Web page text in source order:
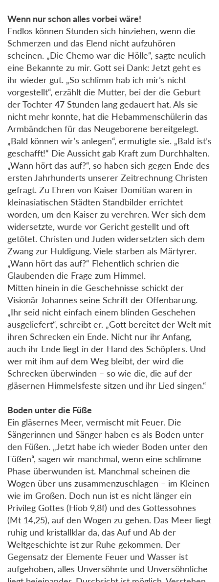
Wenn nur schon alles vorbei wäre!
Endlos können Stunden sich hinziehen, wenn die
Schmerzen und das Elend nicht aufzuhören
scheinen. „Die Chemo war die Hölle“, sagte neulich
eine Bekannte zu mir. Gott sei Dank: Jetzt geht es
ihr wieder gut. „So schlimm hab ich mir’s nicht
vorgestellt“, erzählt die Mutter, bei der die Geburt
der Tochter 47 Stunden lang gedauert hat. Als sie
nicht mehr konnte, hat die Hebammenschülerin das
Armbändchen für das Neugeborene bereitgelegt.
„Bald können wir’s anlegen“, ermutigte sie. „Bald ist’s
geschafft!“ Die Aussicht gab Kraft zum Durchhalten.
„Wann hört das auf?“, so haben sich gegen Ende des
ersten Jahrhunderts unserer Zeitrechnung Christen
gefragt. Zu Ehren von Kaiser Domitian waren in
kleinasiatischen Städten Standbilder errichtet
worden, um den Kaiser zu verehren. Wer sich dem
widersetzte, wurde vor Gericht gestellt und oft
getötet. Christen und Juden widersetzten sich dem
Zwang zur Huldigung. Viele starben als Märtyrer.
„Wann hört das auf?“ Flehentlich schrien die
Glaubenden die Frage zum Himmel.
Mitten hinein in die Geschehnisse schickt der
Visionär Johannes seine Schrift der Offenbarung.
„Ihr seid nicht einfach einem blinden Geschehen
ausgeliefert“, schreibt er. „Gott bereitet der Welt mit
ihren Schrecken ein Ende. Nicht nur ihr Anfang,
auch ihr Ende liegt in der Hand des Schöpfers. Und
wer mit ihm auf dem Weg bleibt, der wird die
Schrecken überwinden – so wie die, die auf der
gläsernen Himmelsfeste sitzen und ihr Lied singen.“
Boden unter die Füße
Ein gläsernes Meer, vermischt mit Feuer. Die
Sängerinnen und Sänger haben es als Boden unter
den Füßen. „Jetzt habe ich wieder Boden unter den
Füßen“, sagen wir manchmal, wenn eine schlimme
Phase überwunden ist. Manchmal scheinen die
Wogen über uns zusammenzuschlagen – im Kleinen
wie im Großen. Doch nun ist es nicht länger ein
Privileg Gottes (Hiob 9,8f) und des Gottessohnes
(Mt 14,25), auf den Wogen zu gehen. Das Meer liegt
ruhig und kristallklar da, das Auf und Ab der
Weltgeschichte ist zur Ruhe gekommen. Der
Gegensatz der Elemente Feuer und Wasser ist
aufgehoben, alles Unversöhnte und Unversöhnliche